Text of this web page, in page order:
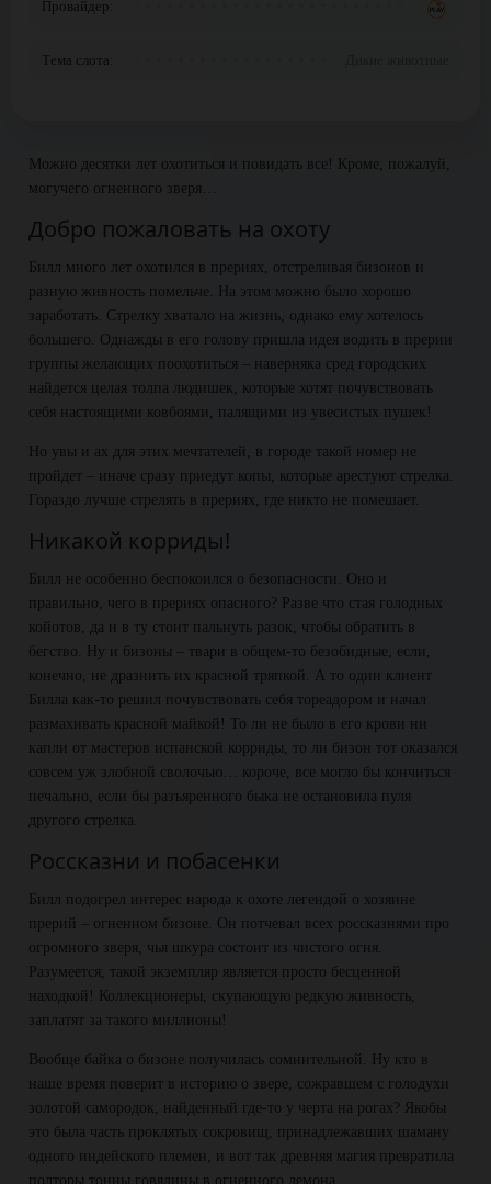
Провайдер:
Тема слота:
Можно десятки лет охотиться и повидать все! Кроме, пожалуй,
могучего огненного зверя…
Добро пожаловать на охоту
Билл много лет охотился в прериях, отстреливая бизонов и
разную живность помельче. На этом можно было хорошо
заработать. Стрелку хватало на жизнь, однако ему хотелось
большего. Однажды в его голову пришла идея водить в прерии
группы желающих поохотиться – наверняка сред городских
найдется целая толпа людишек, которые хотят почувствовать
себя настоящими ковбоями, палящими из увесистых пушек!
Но увы и ах для этих мечтателей, в городе такой номер не
пройдет – иначе сразу приедут копы, которые арестуют стрелка.
Гораздо лучше стрелять в прериях, где никто не помешает.
Никакой корриды!
Билл не особенно беспокоился о безопасности. Оно и
правильно, чего в прериях опасного? Разве что стая голодных
койотов, да и в ту стоит пальнуть разок, чтобы обратить в
бегство. Ну и бизоны – твари в общем-то безобидные, если,
конечно, не дразнить их красной тряпкой. А то один клиент
Билла как-то решил почувствовать себя тореадором и начал
размахивать красной майкой! То ли не было в его крови ни
капли от мастеров испанской корриды, то ли бизон тот оказался
совсем уж злобной сволочью… короче, все могло бы кончиться
печально, если бы разъяренного быка не остановила пуля
другого стрелка.
Россказни и побасенки
Билл подогрел интерес народа к охоте легендой о хозяине
прерий – огненном бизоне. Он потчевал всех россказнями про
огромного зверя, чья шкура состоит из чистого огня.
Разумеется, такой экземпляр является просто бесценной
находкой! Коллекционеры, скупающую редкую живность,
заплатят за такого миллионы!
Вообще байка о бизоне получилась сомнительной. Ну кто в
наше время поверит в историю о звере, сожравшем с голодухи
золотой самородок, найденный где-то у черта на рогах? Якобы
это была часть проклятых сокровищ, принадлежавших шаману
одного индейского племен, и вот так древняя магия превратила
полторы тонны говядины в огненного демона…